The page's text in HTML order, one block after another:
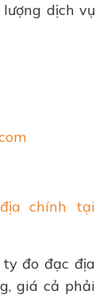
dịch vụ
chính tại
đo đạc địa
giá cả phải